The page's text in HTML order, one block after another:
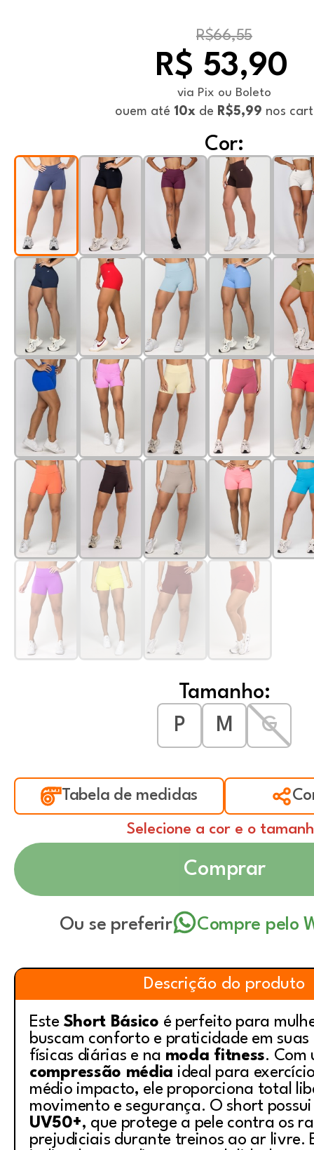
R$66,55
R$ 53,90
via Pix ou Boleto
ouem até 10x de R$5,99 nos
Cor:
Tamanho:
P
M G
Tabela de medidas
Selecione a cor e o
Comprar
Ou se preferir Compre pelo
Descrição do produto
Este Short Básico é perfeito para
buscam conforto e praticidade em
físicas diárias e na moda fitness. Com
compressão média ideal para
médio impacto, ele proporciona total
movimento e segurança. O short
UV50+, que protege a pele contra os
prejudiciais durante treinos ao ar livre.